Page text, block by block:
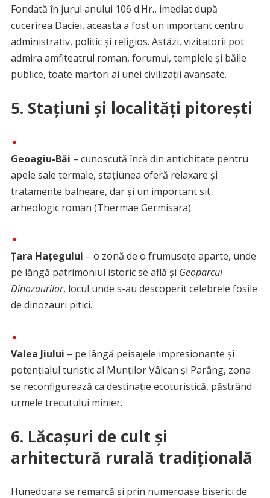
Fondată în jurul anului 106 d.Hr., imediat după
cucerirea Daciei, aceasta a fost un important centru
administrativ, politic și religios. Astăzi, vizitatorii pot
admira amfiteatrul roman, forumul, templele și băile
publice, toate martori ai unei civilizații avansate.
5. Stațiuni și localități pitorești
Geoagiu-Băi – cunoscută încă din antichitate pentru
apele sale termale, stațiunea oferă relaxare și
tratamente balneare, dar și un important sit
arheologic roman (Thermae Germisara).
Țara Hațegului – o zonă de o frumusețe aparte, unde
pe lângă patrimoniul istoric se află și Geoparcul
Dinozaurilor, locul unde s-au descoperit celebrele fosile
de dinozauri pitici.
Valea Jiului – pe lângă peisajele impresionante și
potențialul turistic al Munților Vâlcan și Parâng, zona
se reconfigurează ca destinație ecoturistică, păstrând
urmele trecutului minier.
6. Lăcașuri de cult și
arhitectură rurală tradițională
Hunedoara se remarcă și prin numeroase biserici de